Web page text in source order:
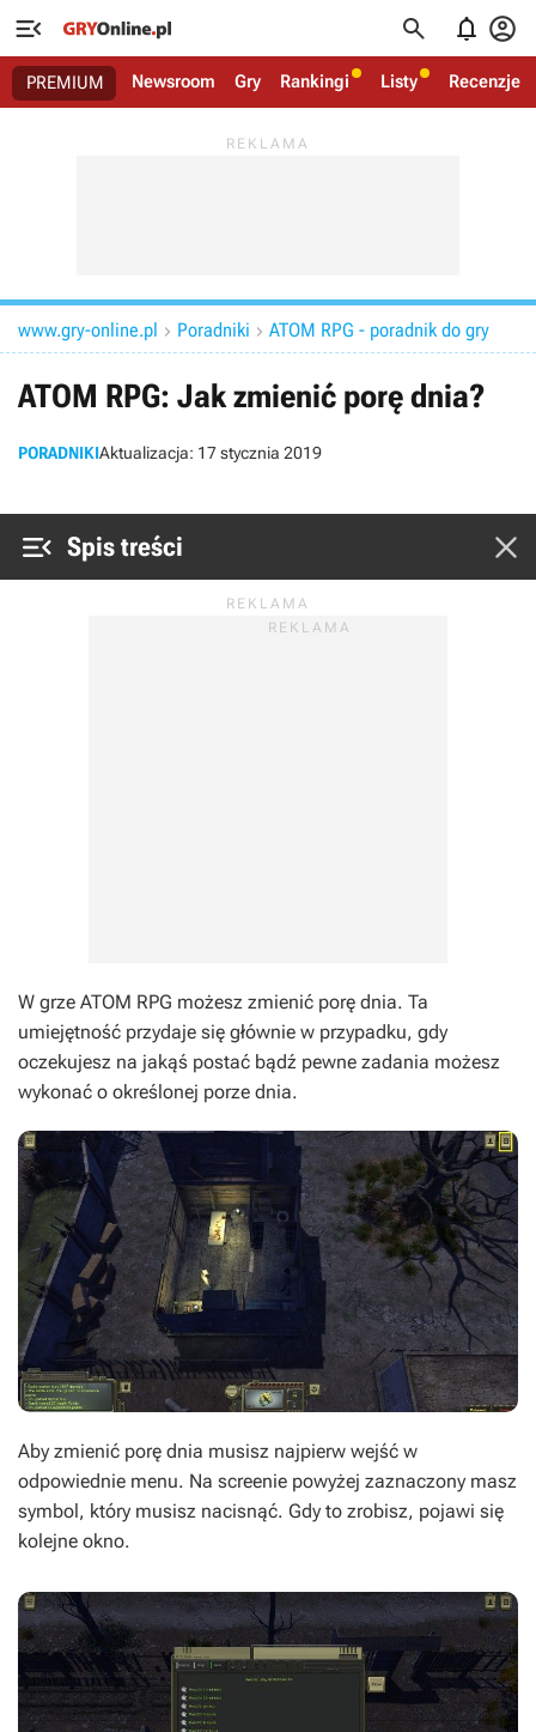
   
PREMIUM Newsroom Gry Rankingi Listy Recenzje
www.gry-online.pl  Poradniki  ATOM RPG - poradnik do gry
ATOM RPG: Jak zmienić porę dnia?
PORADNIKIAktualizacja: 17 stycznia 2019
 Spis treści 
W grze ATOM RPG możesz zmienić porę dnia. Ta
umiejętność przydaje się głównie w przypadku, gdy
oczekujesz na jakąś postać bądź pewne zadania możesz
wykonać o określonej porze dnia.
Aby zmienić porę dnia musisz najpierw wejść w
odpowiednie menu. Na screenie powyżej zaznaczony masz
symbol, który musisz nacisnąć. Gdy to zrobisz, pojawi się
kolejne okno.